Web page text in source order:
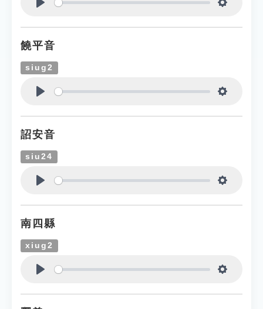
饒平音
siug2
詔安音
siu24
南四縣
xiug2